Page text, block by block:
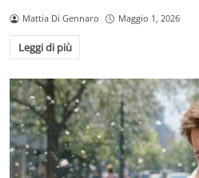
Mattia Di Gennaro Maggio 1, 2026
Leggi di più